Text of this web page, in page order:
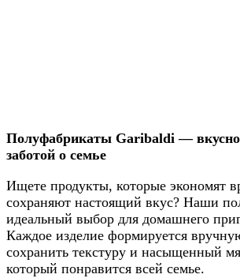
Полуфабрикаты Garibaldi —
заботой о семье
Ищете продукты, которые экономят
сохраняют настоящий вкус? Наши
идеальный выбор для домашнего
Каждое изделие формируется
сохранить текстуру и насыщенный
который понравится всей семье.